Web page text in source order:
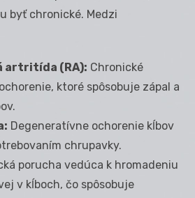
byť chronické. Medzi
artritída (RA): Chronické
ktoré spôsobuje zápal a
Degeneratívne ochorenie kĺbov
chrupavky.
porucha vedúca k hromadeniu
v kĺboch, čo spôsobuje